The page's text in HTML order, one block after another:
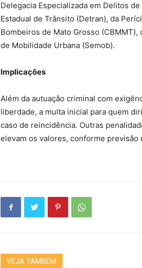
Delegacia Especializada em Delitos
Estadual de Trânsito (Detran), da
Bombeiros de Mato Grosso
de Mobilidade Urbana (Semob).
Implicações
Além da autuação criminal com
liberdade, a multa inicial para quem
caso de reincidência. Outras
elevam os valores, conforme
VEJA TAMBÉM